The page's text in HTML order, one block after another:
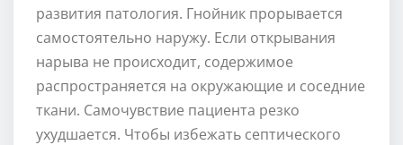
развития патология. Гнойник прорывается
самостоятельно наружу. Если открывания
нарыва не происходит, содержимое
распространяется на окружающие и соседние
ткани. Самочувствие пациента резко
ухудшается. Чтобы избежать септического